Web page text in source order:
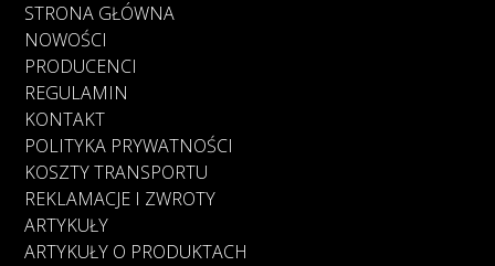
STRONA GŁÓWNA
NOWOŚCI
PRODUCENCI
REGULAMIN
KONTAKT
POLITYKA PRYWATNOŚCI
KOSZTY TRANSPORTU
REKLAMACJE I ZWROTY
ARTYKUŁY
ARTYKUŁY O PRODUKTACH